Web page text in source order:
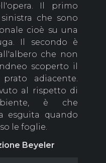
Il primo
che sono
cioè su una
Il secondo è
che non
scoperto il
adiacente.
al rispetto di
è che
esguita quando
le foglie.
Beyeler